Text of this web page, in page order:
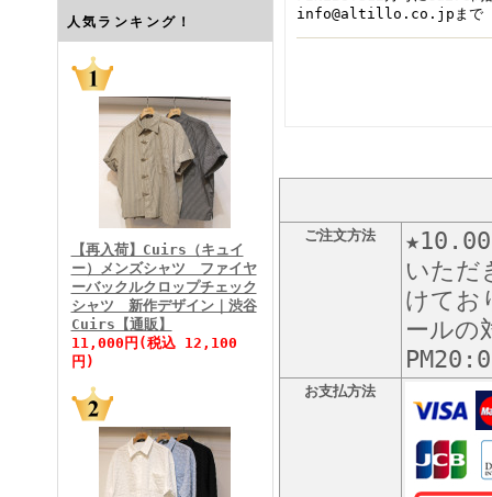
FINEBOYS2026年7月号
FINEBOYS2026年6月号
FINEBOYS2026年5月号
人気ランキング！
【再入荷】Cuirs（キュイ
ー）メンズシャツ ファイヤ
ーバックルクロップチェック
シャツ 新作デザイン｜渋谷
Cuirs【通販】
11,000円(税込 12,100
円)
info@altillo.co.jpまで
ご注文方法
いただ
けてお
ールの
お支払方法